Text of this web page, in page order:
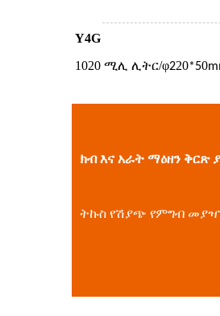
Y4G
1020 ሚሊ ሊትር/φ220*50
ክብ እና አራት ማዕዘን ቅርጽ
ትኩስ የሽያጭ የምግብ መያዣ